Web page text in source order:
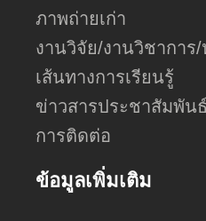
ภาพถ่ายเก่า
งานวิจัย/งานวิชาการ
เส้นทางการเรียนรู้
ข่าวสารประชาสัมพันธ์
การติดต่อ
ข้อมูลเพิ่มเติม